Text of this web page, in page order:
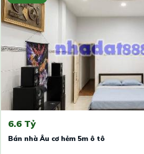
6.6 Tỷ
Bán nhà Âu cơ hẻm 5m ô tô